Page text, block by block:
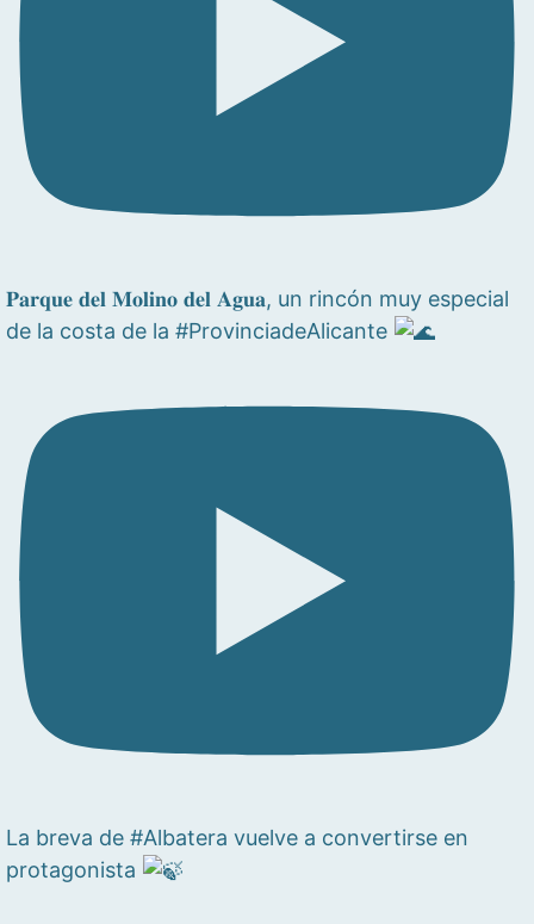
𝐏𝐚𝐫𝐪𝐮𝐞 𝐝𝐞𝐥 𝐌𝐨𝐥𝐢𝐧𝐨 𝐝𝐞𝐥 𝐀𝐠𝐮𝐚, un rincón muy especial
de la costa de la #ProvinciadeAlicante
La breva de #Albatera vuelve a convertirse en
protagonista